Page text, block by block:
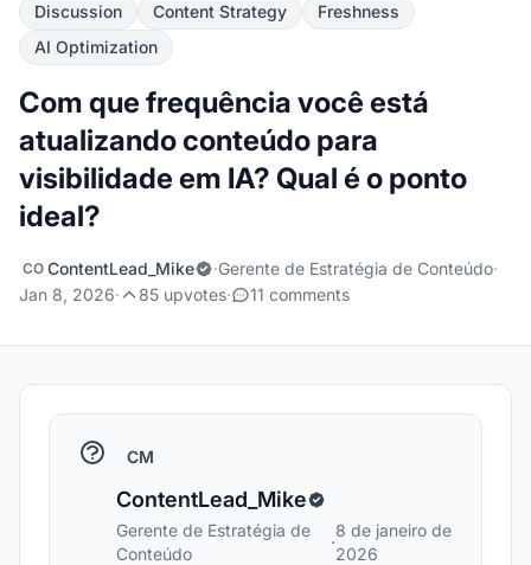
Discussion Content Strategy
Freshness
AI Optimization
Com que frequência você está
atualizando conteúdo para
visibilidade em IA? Qual é o ponto
ideal?
CO ContentLead_Mike ·Gerente de Estratégia de Conteúdo·
Jan 8, 2026· 85 upvotes· 11 comments
CM
ContentLead_Mike
Gerente de Estratégia de
Conteúdo
·
8 de janeiro de
2026